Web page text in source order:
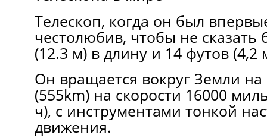
Телескоп, когда он был
честолюбив, чтобы не
(12.3 м) в длину и 14 футов
Он вращается вокруг Земли
(555km) на скорости 16000
ч), с инструментами тонкой
движения.